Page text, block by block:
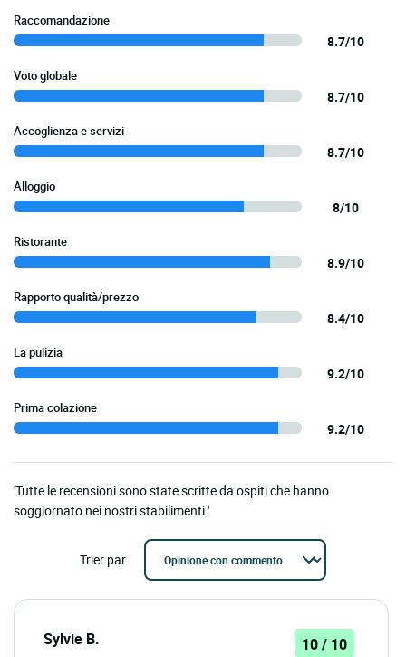
Raccomandazione
8.7/10
Voto globale
8.7/10
Accoglienza e servizi
8.7/10
Alloggio
8/10
Ristorante
8.9/10
Rapporto qualità/prezzo
8.4/10
La pulizia
9.2/10
Prima colazione
9.2/10
'Tutte le recensioni sono state scritte da ospiti che hanno
soggiornato nei nostri stabilimenti.'
Trier par
Sylvie B. 10 / 10